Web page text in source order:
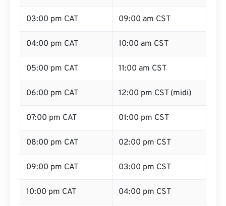
03:00 pm CAT 09:00 am CST
04:00 pm CAT 10:00 am CST
05:00 pm CAT 11:00 am CST
06:00 pm CAT 12:00 pm CST (midi)
07:00 pm CAT 01:00 pm CST
08:00 pm CAT 02:00 pm CST
09:00 pm CAT 03:00 pm CST
10:00 pm CAT 04:00 pm CST